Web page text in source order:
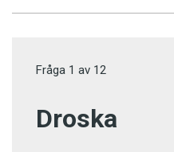
Fråga 1 av 12
Droska